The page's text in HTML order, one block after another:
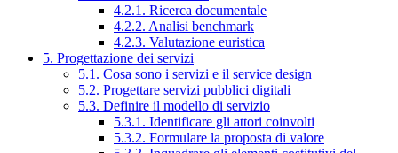
4.2.1. Ricerca documentale
4.2.2. Analisi benchmark
4.2.3. Valutazione euristica
5. Progettazione dei servizi
5.1. Cosa sono i servizi e il service design
5.2. Progettare servizi pubblici digitali
5.3. Definire il modello di servizio
5.3.1. Identificare gli attori coinvolti
5.3.2. Formulare la proposta di valore